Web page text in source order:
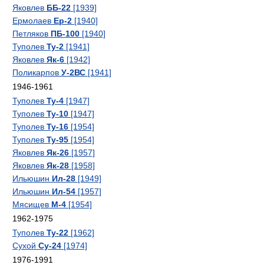
Яковлев ББ-22 [1939]
Ермолаев Ер-2 [1940]
Петляков ПБ-100 [1940]
Туполев Ту-2 [1941]
Яковлев Як-6 [1942]
Поликарпов У-2ВС [1941]
1946-1961
Туполев Ту-4 [1947]
Туполев Ту-10 [1947]
Туполев Ту-16 [1954]
Туполев Ту-95 [1954]
Яковлев Як-26 [1957]
Яковлев Як-28 [1958]
Ильюшин Ил-28 [1949]
Ильюшин Ил-54 [1957]
Мясищев М-4 [1954]
1962-1975
Туполев Ту-22 [1962]
Сухой Су-24 [1974]
1976-1991